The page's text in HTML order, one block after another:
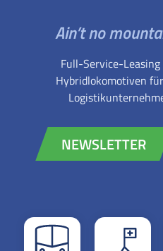
Ain’t no
Full-Service-
Hybridlokomotiven
NEWSLETTER